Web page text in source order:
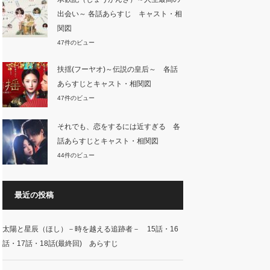
出会い～ 各話あらすじ キャスト・相
関図
47件のビュー
扶揺(フーヤオ)～伝説の皇后～ 各話
あらすじとキャスト・相関図
47件のビュー
それでも、恋をするには近すぎる 各
話あらすじとキャスト・相関図
44件のビュー
最近の投稿
太陽と星辰（ほし）－時を越える追跡者－ 15話・16
話・17話・18話(最終回) あらすじ